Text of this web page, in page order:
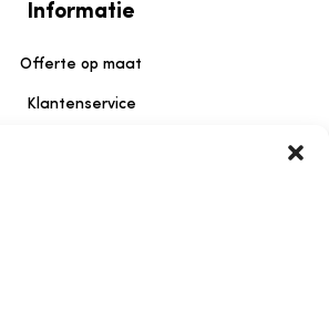
Informatie
Offerte op maat
Klantenservice